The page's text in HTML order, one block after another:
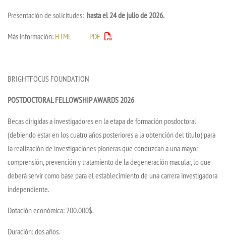
Presentación de solicitudes: hasta el 24 de julio de 2026.
Más información: HTML PDF
BRIGHTFOCUS FOUNDATION
POSTDOCTORAL FELLOWSHIP AWARDS 2026
Becas dirigidas a investigadores en la etapa de formación posdoctoral
(debiendo estar en los cuatro años posteriores a la obtención del título) para
la realización de investigaciones pioneras que conduzcan a una mayor
comprensión, prevención y tratamiento de la degeneración macular, lo que
deberá servir como base para el establecimiento de una carrera investigadora
independiente.
Dotación económica: 200.000$.
Duración: dos años.